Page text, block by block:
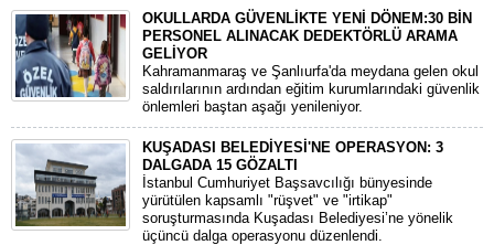
OKULLARDA GÜVENLİKTE YENİ DÖNEM:30 BİN
PERSONEL ALINACAK DEDEKTÖRLÜ ARAMA
GELİYOR
​Kahramanmaraş ve Şanlıurfa'da meydana gelen okul
saldırılarının ardından eğitim kurumlarındaki güvenlik
önlemleri baştan aşağı yenileniyor.
KUŞADASI BELEDİYESİ'NE OPERASYON: 3
DALGADA 15 GÖZALTI
​İstanbul Cumhuriyet Başsavcılığı bünyesinde
yürütülen kapsamlı "rüşvet" ve "irtikap"
soruşturmasında Kuşadası Belediyesi’ne yönelik
üçüncü dalga operasyonu düzenlendi.